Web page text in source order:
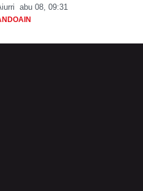
abu 08, 09:31